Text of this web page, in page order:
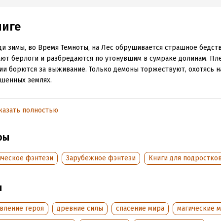
зимы, во Время Темноты, на Лес обрушивается страшное
берлоги и разбредаются по утонувшим в сумраке долинам.
борются за выживание. Только демоны торжествуют, охотясь
землях.
Торак должен поставить на кон свой рассудок и даже саму душу…
Мишель Пейвер считала заключительным, она все же решила
на русском!
1 января 2021
ISBN (EAN):9785389225381
полностью
фэнтези Зарубежное фэнтези Книги для подростков
героя древние силы спасение мира
магические